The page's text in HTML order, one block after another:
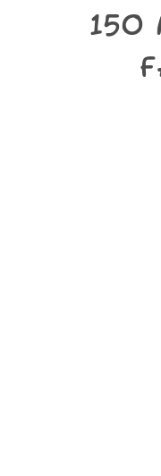
150